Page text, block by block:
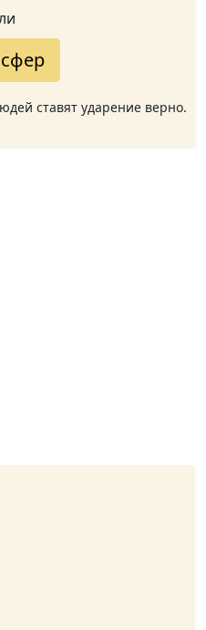
ставят ударение верно.